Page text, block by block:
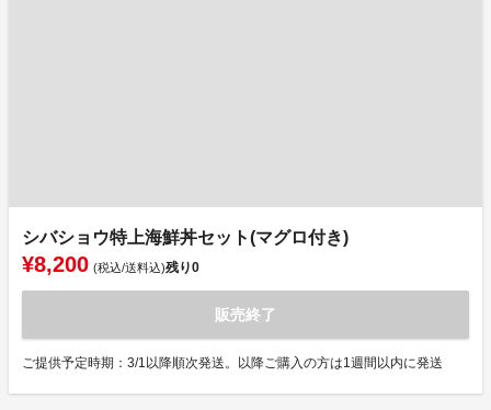
シバショウ特上海鮮丼セット(マグロ付き)
¥8,200 (税込/送料込)残り0
販売終了
ご提供予定時期：3/1以降順次発送。以降ご購入の方は1週間以内に発送